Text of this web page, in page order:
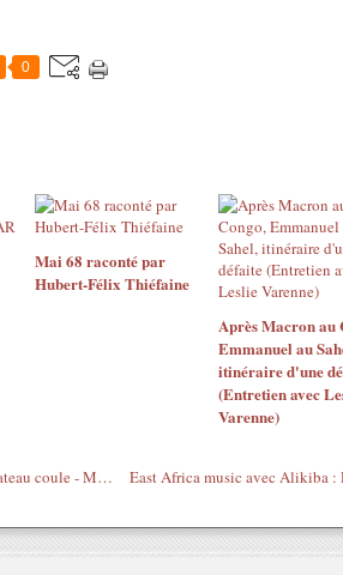
0
Mai 68 raconté par
Hubert-Félix Thiéfaine
Après Macron au
Emmanuel au
itinéraire d'une
(Entretien avec
Varenne)
Le jour où les USA élisent un Noir, c'est que le bateau coule - Mohamed Ali